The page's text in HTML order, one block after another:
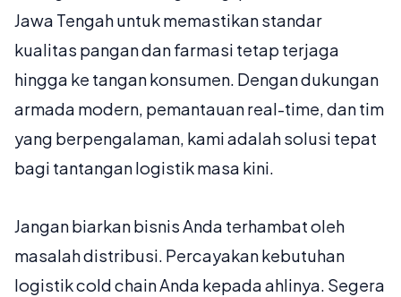
Jawa Tengah untuk memastikan standar
kualitas pangan dan farmasi tetap terjaga
hingga ke tangan konsumen. Dengan dukungan
armada modern, pemantauan real-time, dan tim
yang berpengalaman, kami adalah solusi tepat
bagi tantangan logistik masa kini.
Jangan biarkan bisnis Anda terhambat oleh
masalah distribusi. Percayakan kebutuhan
logistik cold chain Anda kepada ahlinya. Segera